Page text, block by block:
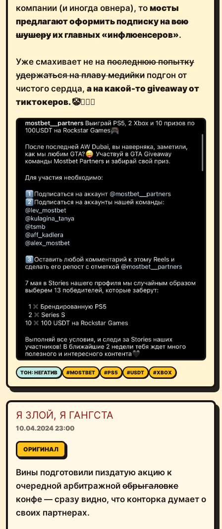
компании (и иногда овнера), то мосты
предлагают оформить подписку навсю
шушеруих главных «инфлюенсеров».
Уже смахивает не на последнюю попытку
удержаться на плаву медийки подгон от
чистого сердца, а на какой-то giveaway от
тиктокеров. 🤡🤦🏻‍♂️
ТОН: НЕГАТИВ #MOSTBET #PS5 #USDT #XBOX
Я ЗЛОЙ, Я ГАНГСТА
10.04.2024 23:00
ОРИГИНАЛ
Вины подготовили пиздатую акцию к
очередной арбитражной обрыгаловке
конфе — сразу видно, что конторка думает о
своих партнерах.